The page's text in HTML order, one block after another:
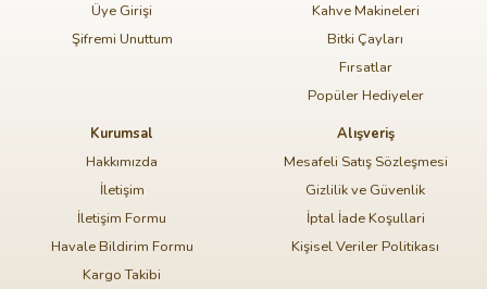
Üye Girişi
Şifremi Unuttum
Kahve Makineleri
Bitki Çayları
Fırsatlar
Popüler Hediyeler
Kurumsal
Hakkımızda
İletişim
İletişim Formu
Havale Bildirim Formu
Kargo Takibi
Alışveriş
Mesafeli Satış Sözleşmesi
Gizlilik ve Güvenlik
İptal İade Koşullari
Kişisel Veriler Politikası